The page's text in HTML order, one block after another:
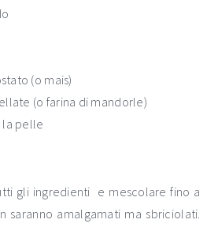
(o mais)
(o farina di mandorle)
la pelle
gli ingredienti e mescolare fino a
saranno amalgamati ma sbriciolati.